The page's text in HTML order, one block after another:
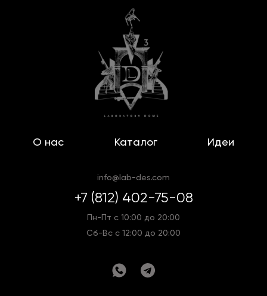
О нас Каталог Идеи
info@lab-des.com
+7 (812) 402-75-08
Пн-Пт с 10:00 до 20:00
Сб-Вс с 12:00 до 20:00